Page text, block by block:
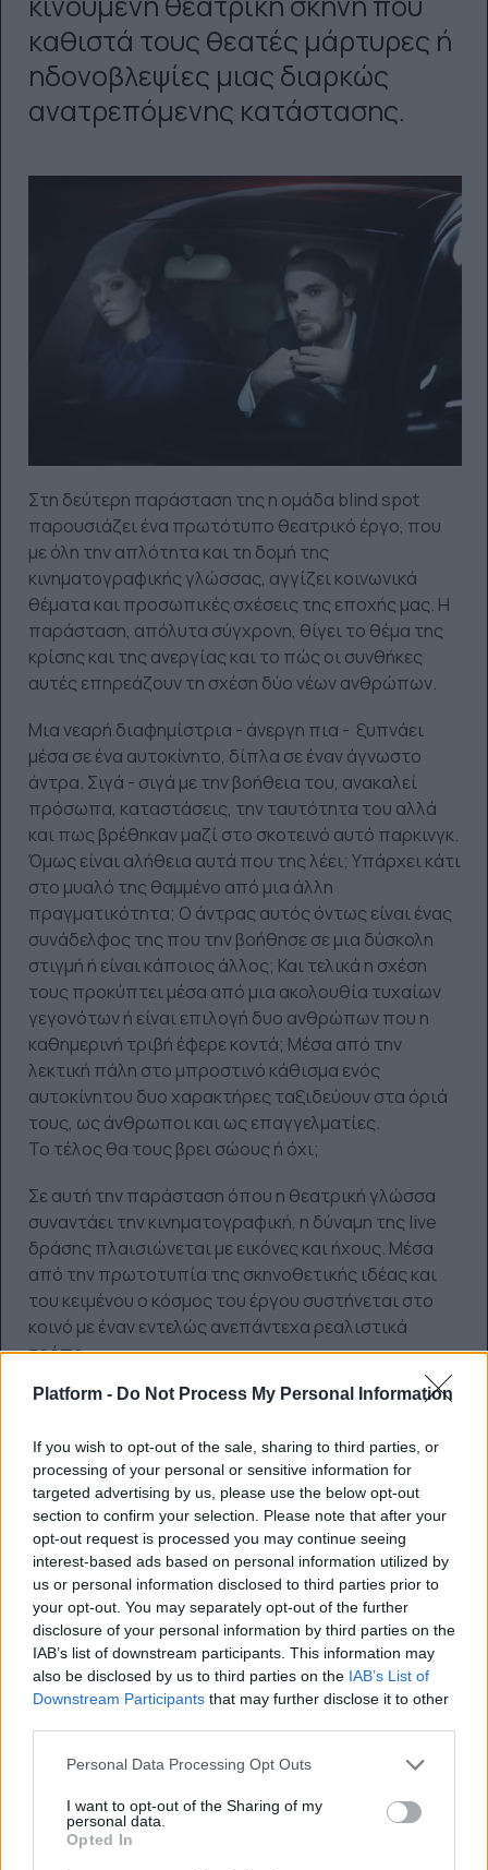
Platform - Do Not Process My Personal Information
If you wish to opt-out of the sale, sharing to third parties, or
processing of your personal or sensitive information for
targeted advertising by us, please use the below opt-out
section to confirm your selection. Please note that after your
opt-out request is processed you may continue seeing
interest-based ads based on personal information utilized by
us or personal information disclosed to third parties prior to
your opt-out. You may separately opt-out of the further
disclosure of your personal information by third parties on the
IAB’s list of downstream participants. This information may
also be disclosed by us to third parties on the IAB’s List of
Downstream Participants that may further disclose it to other
Personal Data Processing Opt Outs
I want to opt-out of the Sharing of my
personal data.
Opted In
καθιστά τους θεατές μάρτυρες ή
ηδονοβλεψίες μιας διαρκώς
ανατρεπόμενης κατάστασης.
Στη δεύτερη παράσταση της η ομάδα blind spot
παρουσιάζει ένα πρωτότυπο θεατρικό έργο, που
με όλη την απλότητα και τη δομή της
κινηματογραφικής γλώσσας, αγγίζει κοινωνικά
θέματα και προσωπικές σχέσεις της εποχής μας. Η
παράσταση, απόλυτα σύγχρονη, θίγει το θέμα της
κρίσης και της ανεργίας και το πώς οι συνθήκες
αυτές επηρεάζουν τη σχέση δύο νέων ανθρώπων.
Μια νεαρή διαφημίστρια - άνεργη πια - ξυπνάει
μέσα σε ένα αυτοκίνητο, δίπλα σε έναν άγνωστο
άντρα. Σιγά - σιγά με την βοήθεια του, ανακαλεί
πρόσωπα, καταστάσεις, την ταυτότητα του αλλά
και πως βρέθηκαν μαζί στο σκοτεινό αυτό παρκινγκ.
Όμως είναι αλήθεια αυτά που της λέει; Υπάρχει κάτι
στο μυαλό της θαμμένο από μια άλλη
πραγματικότητα; Ο άντρας αυτός όντως είναι ένας
συνάδελφος της που την βοήθησε σε μια δύσκολη
στιγμή ή είναι κάποιος άλλος; Και τελικά η σχέση
τους προκύπτει μέσα από μια ακολουθία τυχαίων
γεγονότων ή είναι επιλογή δυο ανθρώπων που η
καθημερινή τριβή έφερε κοντά; Μέσα από την
λεκτική πάλη στο μπροστινό κάθισμα ενός
αυτοκίνητου δυο χαρακτήρες ταξιδεύουν στα όριά
τους, ως άνθρωποι και ως επαγγελματίες.
Το τέλος θα τους βρει σώους ή όχι;
Σε αυτή την παράσταση όπου η θεατρική γλώσσα
συναντάει την κινηματογραφική, η δύναμη της live
δράσης πλαισιώνεται με εικόνες και ήχους. Μέσα
από την πρωτοτυπία της σκηνοθετικής ιδέας και
του κειμένου ο κόσμος του έργου συστήνεται στο
κοινό με έναν εντελώς ανεπάντεχα ρεαλιστικά
τρόπο.